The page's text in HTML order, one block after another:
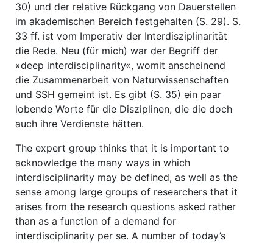
30) und der relative Rückgang von Dauerstellen
im akademischen Bereich festgehalten (S. 29). S.
33 ff. ist vom Imperativ der Interdisziplinarität
die Rede. Neu (für mich) war der Begriff der
»deep interdisciplinarity«, womit anscheinend
die Zusammenarbeit von Naturwissenschaften
und SSH gemeint ist. Es gibt (S. 35) ein paar
lobende Worte für die Disziplinen, die die doch
auch ihre Verdienste hätten.
The expert group thinks that it is important to
acknowledge the many ways in which
interdisciplinarity may be defined, as well as the
sense among large groups of researchers that it
arises from the research questions asked rather
than as a function of a demand for
interdisciplinarity per se. A number of today’s